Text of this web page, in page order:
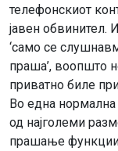
телефонскиот
јавен обвинител.
‘само се
праша’, воопшто
приватно биле
Во една
од најголеми
прашање